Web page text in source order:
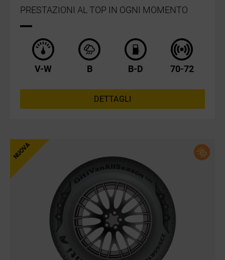
PRESTAZIONI AL TOP IN OGNI MOMENTO
V-W B B-D 70-72
DETTAGLI